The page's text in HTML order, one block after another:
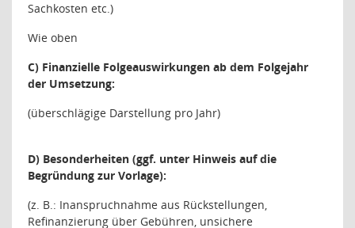
Sachkosten etc.)
Wie oben
C) Finanzielle Folgeauswirkungen ab dem Folgejahr
der Umsetzung:
(überschlägige Darstellung pro Jahr)
D) Besonderheiten (ggf. unter Hinweis auf die
Begründung zur Vorlage):
(z. B.: Inanspruchnahme aus Rückstellungen,
Refinanzierung über Gebühren, unsichere